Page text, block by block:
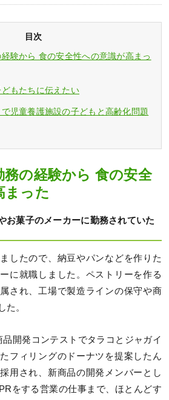
目次
験から 食の安全性への意識が高まっ
もたちに伝えたい
で児童養護施設の子どもと高齢化問題
務の経験から 食の安全
まった
お菓子のメーカーに勤務されていた
したので、納豆やパンなどを作りた
に就職しました。ペストリーを作る
され、工場で製造ラインの保守や商
た。
品開発コンテストでタラコとジャガイ
フィリングのドーナツを提案したん
用され、新商品の開発メンバーとし
をする営業の仕事まで、ほとんどす